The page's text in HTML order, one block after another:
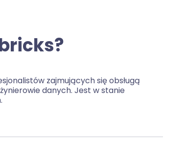
zajmujących się obsługą
danych. Jest w stanie